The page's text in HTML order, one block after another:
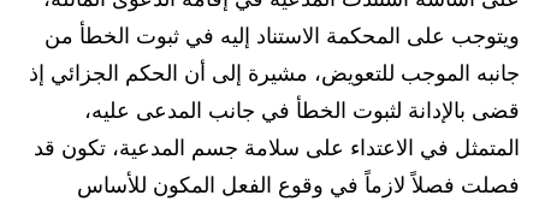
ويتوجب على المحكمة الاستناد إليه في ثبوت الخطأ من
جانبه الموجب للتعويض، مشيرة إلى أن الحكم الجزائي إذ
قضى بالإدانة لثبوت الخطأ في جانب المدعى عليه،
المتمثل في الاعتداء على سلامة جسم المدعية، تكون قد
فصلت فصلاً لازماً في وقوع الفعل المكون للأساس